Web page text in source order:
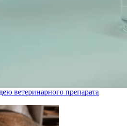
ветеринарного препарата